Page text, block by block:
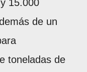
15.000
de un
toneladas de